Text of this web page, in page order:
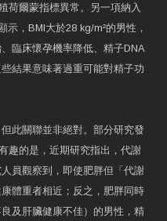
荷爾蒙指標異常。另一項納入
，BMI大於28 kg/m²的男性，
臨床懷孕機率降低、精子DNA
結果意味著過重可能對精子功
此關聯並非絕對。部分研究發
趣的是，近期研究指出，代謝
員觀察到，即使肥胖但「代謝
體重者相近；反之，肥胖同時
及肝臟健康不佳）的男性，精